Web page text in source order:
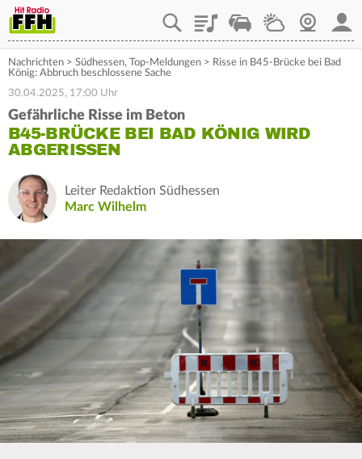
PlaylistStaupilotWetterWebcam
Nachrichten > Südhessen, Top-Meldungen > Risse in B45-Brücke bei Bad
König: Abbruch beschlossene Sache
30.04.2025, 17:00 Uhr
Gefährliche Risse im Beton
B45-BRÜCKE BEI BAD KÖNIG WIRD
ABGERISSEN
Leiter Redaktion Südhessen
Marc Wilhelm